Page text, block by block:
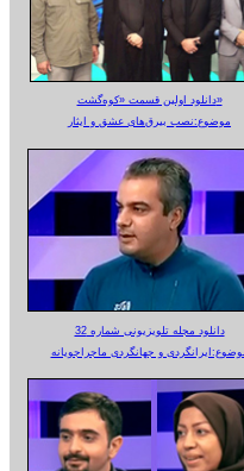
دانلود اولین قسمت «کوه‌گشت»
موضوع:نصب بیرق‌های عشق و ایثار
دانلود مجله تلویزیونی شماره 32
و جهانگردی ماجراجویانه